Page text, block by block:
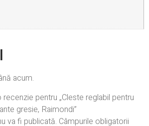
acum.
pentru „Cleste reglabil pentru
gresie, Raimondi”
va fi publicată. Câmpurile obligatorii